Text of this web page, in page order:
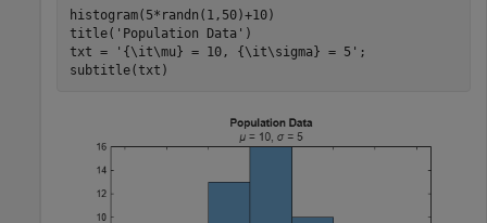
histogram(5*randn(1,50)+10)
title( 'Population Data' )
txt =
'{\it\mu} = 10, {\it\sigma} = 5' ;
subtitle(txt)